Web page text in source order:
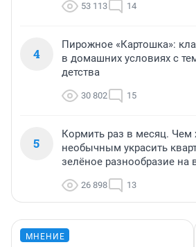
53 113 14
4
Пирожное «Картошка»:
в домашних условиях с
детства
30 802 15
5
Кормить раз в месяц.
необычным украсить
зелёное разнообразие на
26 898 13
МНЕНИЕ